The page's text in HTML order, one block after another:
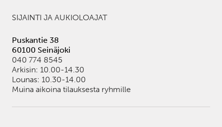
SIJAINTI JA AUKIOLOAJAT
Puskantie 38
60100 Seinäjoki
040 774 8545
Arkisin: 10.00-14.30
Lounas: 10.30-14.00
Muina aikoina tilauksesta ryhmille